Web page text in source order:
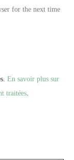
for the next time
En savoir plus sur
traitées.